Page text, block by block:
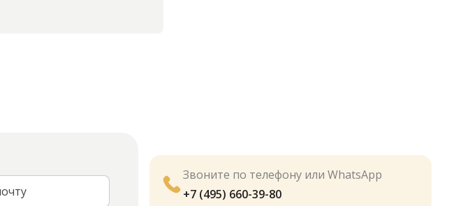
Звоните по телефону или WhatsApp
+7 (495) 660-39-80